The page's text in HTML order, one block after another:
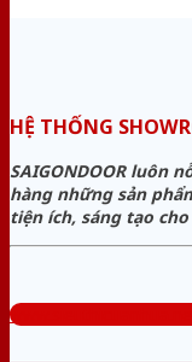
HỆ THỐNG
SAIGONDOOR luôn
hàng những sản
tiện ích, sáng tạo
www.sieuthicuanhua.net